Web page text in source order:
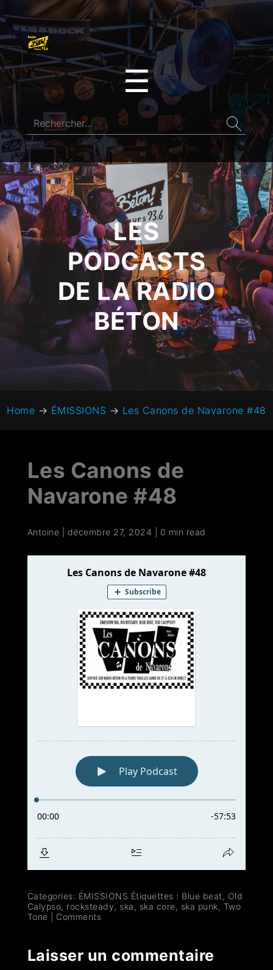
☰
LES
PODCASTS
DE LA RADIO
BÉTON
Home → ÉMISSIONS → Les Canons de Navarone #48
Les Canons de
Navarone #48
Antoine décembre 27, 2024 0 min read
Categories: ÉMISSIONS Étiquettes : Blue beat , Old
Calypso, rocksteady, ska , ska core, ska punk, Two
Tone
Comments
Laisser un commentaire